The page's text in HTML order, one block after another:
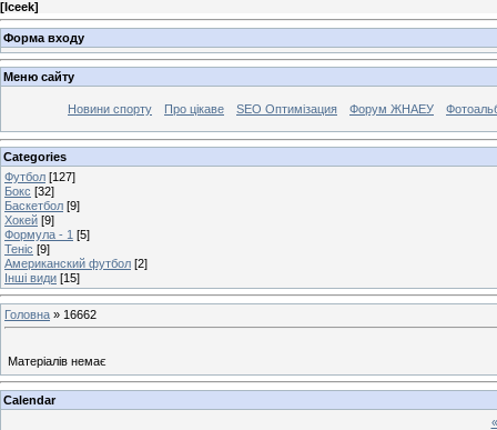
[Iceek]
Форма входу
Меню сайту
Новини спорту Про цікаве SEO Оптимізация Форум ЖНАЕУ
Categories
Футбол [127]
Бокс [32]
Баскетбол [9]
Хокей [9]
Формула - 1 [5]
Теніс [9]
Американский футбол [2]
Інші види [15]
Головна » 16662
Матеріалів немає
Calendar
«